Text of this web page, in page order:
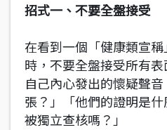
招式一、不要全盤接受
在看到一個「健康類宣
時，不要全盤接受所有
自己內心發出的懷疑聲
張？」「他們的證明是
被獨立查核嗎？」